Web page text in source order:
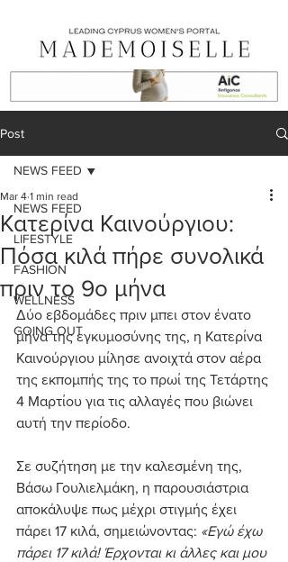
Post
NEWS FEED
LIFESTYLE
FASHION
WELLNESS
GOING OUT
NEWS FEED
Κατερίνα Καινούργιου:
Πόσα κιλά πήρε συνολικά
πριν το 9ο μήνα
Mar 4 1 min read
Δύο εβδομάδες πριν μπει στον ένατο
μήνα της εγκυμοσύνης της, η Κατερίνα
Καινούργιου μίλησε ανοιχτά στον αέρα
της εκπομπής της το πρωί της Τετάρτης
4 Μαρτίου για τις αλλαγές που βιώνει
αυτή την περίοδο.
Σε συζήτηση με την καλεσμένη της,
Βάσω Γουλιελμάκη, η παρουσιάστρια
αποκάλυψε πως μέχρι στιγμής έχει
πάρει 17 κιλά, σημειώνοντας: «Εγώ έχω
πάρει 17 κιλά! Έρχονται κι άλλες και μου